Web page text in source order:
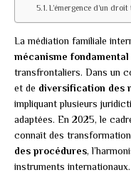
L’émergence d’un
La médiation familiale
mécanisme fondamental
transfrontaliers. Dans un
et de diversification des
impliquant plusieurs
adaptées. En 2025, le
connaît des
des procédures,
instruments